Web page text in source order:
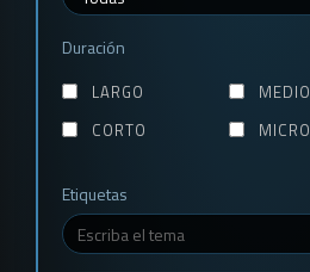
Duración
LARGO
MEDIO
CORTO
MICRO
Etiquetas